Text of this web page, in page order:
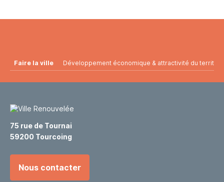
Faire la ville Développement économique & attractivité du
75 rue de Tournai
59200 Tourcoing
Nous contacter